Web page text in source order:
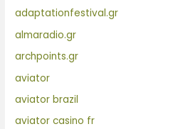
adaptationfestival.gr
almaradio.gr
archpoints.gr
aviator
aviator brazil
aviator casino fr